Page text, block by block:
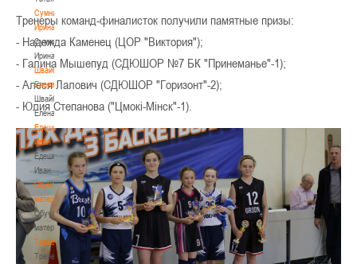
Сумникова
Ирина
Сумникова
Ирина
Швайбович
Елена
Швайбович
Елена
Едешко
Иван
Едешко
Иван
Обучающие
материалы
Обучающие
материалы
Тренерам
Тренерам
Тренеры команд-финалисток получили памятные призы:
- Надежда Каменец (ЦОР "Виктория");
- Галина Мышепуд (СДЮШОР №7 БК "Принеманье"-1);
- Алеся Лалович (СДЮШОР "Горизонт"-2);
- Юлия Степанова ("Цмокі-Мінск"-1).